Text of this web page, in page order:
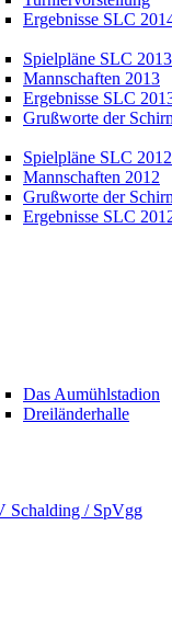
Ergebnisse SLC
Spielpläne SLC 2013
Mannschaften 2013
Ergebnisse SLC
Grußworte der
Spielpläne SLC 2012
Mannschaften 2012
Grußworte der
Ergebnisse SLC
Das Aumühlstadion
Dreiländerhalle
Schalding / SpVgg